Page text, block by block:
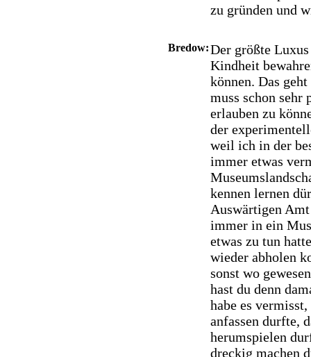
zu gründen und
Bredow:Der größte
Kindheit
können. Das
muss schon sehr
erlauben zu
der
weil ich in der
immer etwas
kennen lernen
Auswärtigen
immer in ein
etwas zu tun
wieder abholen
sonst wo
hast du denn
habe es
anfassen durfte,
herumspielen
dreckig machen